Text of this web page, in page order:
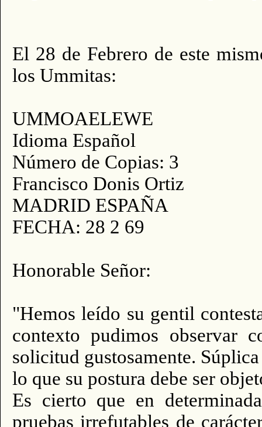
El 28 de Febrero de este
los Ummitas:
UMMOAELEWE
Idioma Español
Número de Copias: 3
Francisco Donis Ortiz
MADRID ESPAÑA
FECHA: 28 2 69
Honorable Señor:
"Hemos leído su gentil
contexto pudimos observar
solicitud gustosamente.
lo que su postura debe ser
Es cierto que en
pruebas irrefutables de